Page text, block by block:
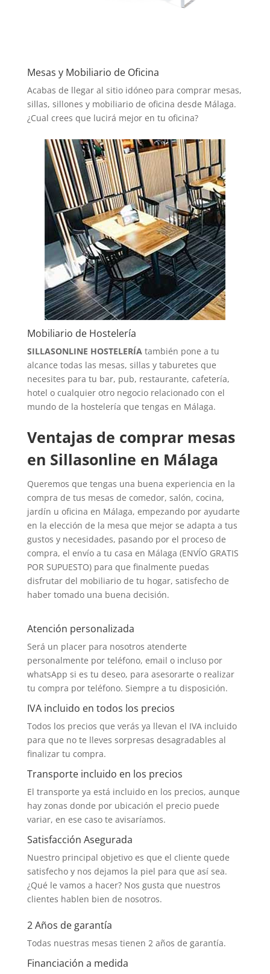
Mesas y Mobiliario de Oficina
Acabas de llegar al sitio idóneo para comprar mesas,
sillas, sillones y mobiliario de oficina desde Málaga.
¿Cual crees que lucirá mejor en tu oficina?
Mobiliario de Hostelería
SILLASONLINE HOSTELERÍAtambién pone a tu
alcance todas las mesas, sillas y taburetes que
necesites para tu bar, pub, restaurante, cafetería,
hotel o cualquier otro negocio relacionado con el
mundo de la hostelería que tengas en Málaga.
Ventajas de comprar mesas
en Sillasonline en Málaga
Queremos que tengas una buena experiencia en la
compra de tus mesas de comedor, salón, cocina,
jardín u oficina en Málaga, empezando por ayudarte
en la elección de la mesa que mejor se adapta a tus
gustos y necesidades, pasando por el proceso de
compra, el envío a tu casa en Málaga (ENVÍO GRATIS
POR SUPUESTO) para que finalmente puedas
disfrutar del mobiliario de tu hogar, satisfecho de
haber tomado una buena decisión.
Atención personalizada
Será un placer para nosotros atenderte
personalmente por teléfono, email o incluso por
whatsApp si es tu deseo, para asesorarte o realizar
tu compra por teléfono. Siempre a tu disposición.
IVA incluido en todos los precios
Todos los precios que verás ya llevan el IVA incluido
para que no te lleves sorpresas desagradables al
finalizar tu compra.
Transporte incluido en los precios
El transporte ya está incluido en los precios, aunque
hay zonas donde por ubicación el precio puede
variar, en ese caso te avisaríamos.
Satisfacción Asegurada
Nuestro principal objetivo es que el cliente quede
satisfecho y nos dejamos la piel para que así sea.
¿Qué le vamos a hacer? Nos gusta que nuestros
clientes hablen bien de nosotros.
2 Años de garantía
Todas nuestras mesas tienen 2 años de garantía.
Financiación a medida